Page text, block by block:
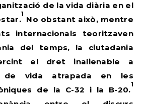
de la vida diària en el
1
No obstant això, mentre
internacionals teoritzaven
del temps, la ciutadania
el dret inalienable a
de vida atrapada en les
de la C-32 i la B-20.
1